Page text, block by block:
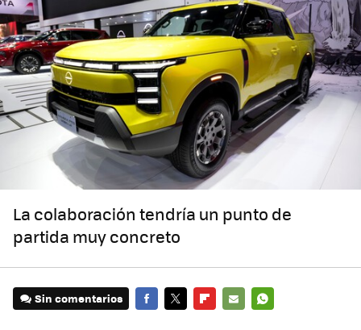
La colaboración tendría un punto de
partida muy concreto
Sin comentarios